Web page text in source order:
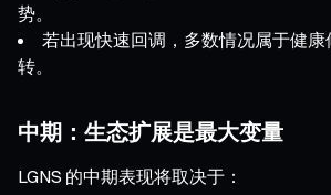
势。
若出现快速回调，多数情况属于健
转。
中期：生态扩展是最大变量
LGNS 的中期表现将取决于：